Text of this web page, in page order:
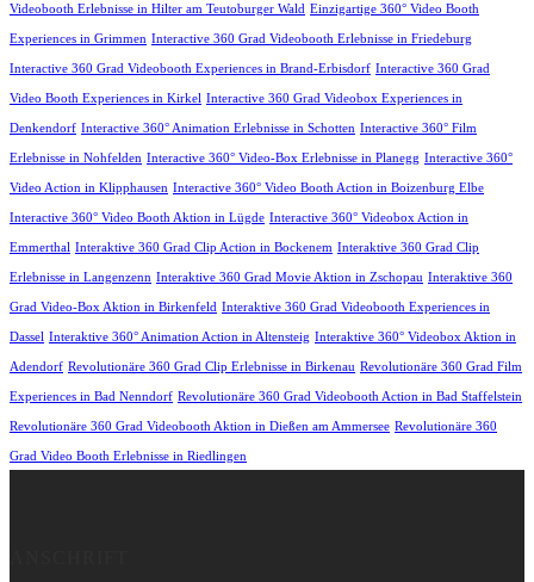
Videobooth Erlebnisse in Hilter am Teutoburger Wald Einzigartige 360° Video Booth
Experiences in Grimmen Interactive 360 Grad Videobooth Erlebnisse in Friedeburg
Interactive 360 Grad Videobooth Experiences in Brand-Erbisdorf Interactive 360 Grad
Video Booth Experiences in Kirkel Interactive 360 Grad Videobox Experiences in
Denkendorf Interactive 360° Animation Erlebnisse in Schotten Interactive 360° Film
Erlebnisse in Nohfelden Interactive 360° Video-Box Erlebnisse in Planegg Interactive 360°
Video Action in Klipphausen Interactive 360° Video Booth Action in Boizenburg Elbe
Interactive 360° Video Booth Aktion in Lügde Interactive 360° Videobox Action in
Emmerthal Interaktive 360 Grad Clip Action in Bockenem Interaktive 360 Grad Clip
Erlebnisse in Langenzenn Interaktive 360 Grad Movie Aktion in Zschopau Interaktive 360
Grad Video-Box Aktion in Birkenfeld Interaktive 360 Grad Videobooth Experiences in
Dassel Interaktive 360° Animation Action in Altensteig Interaktive 360° Videobox Aktion in
Adendorf Revolutionäre 360 Grad Clip Erlebnisse in Birkenau Revolutionäre 360 Grad Film
Experiences in Bad Nenndorf Revolutionäre 360 Grad Videobooth Action in Bad Staffelstein
Revolutionäre 360 Grad Videobooth Aktion in Dießen am Ammersee Revolutionäre 360
Grad Video Booth Erlebnisse in Riedlingen